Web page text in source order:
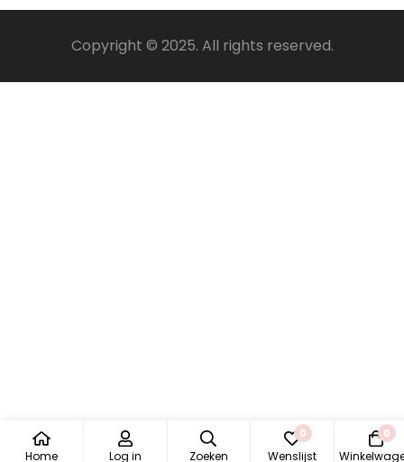
Copyright © 2025. All rights reserved.
Home Log in Zoeken
0
Wenslijst
0